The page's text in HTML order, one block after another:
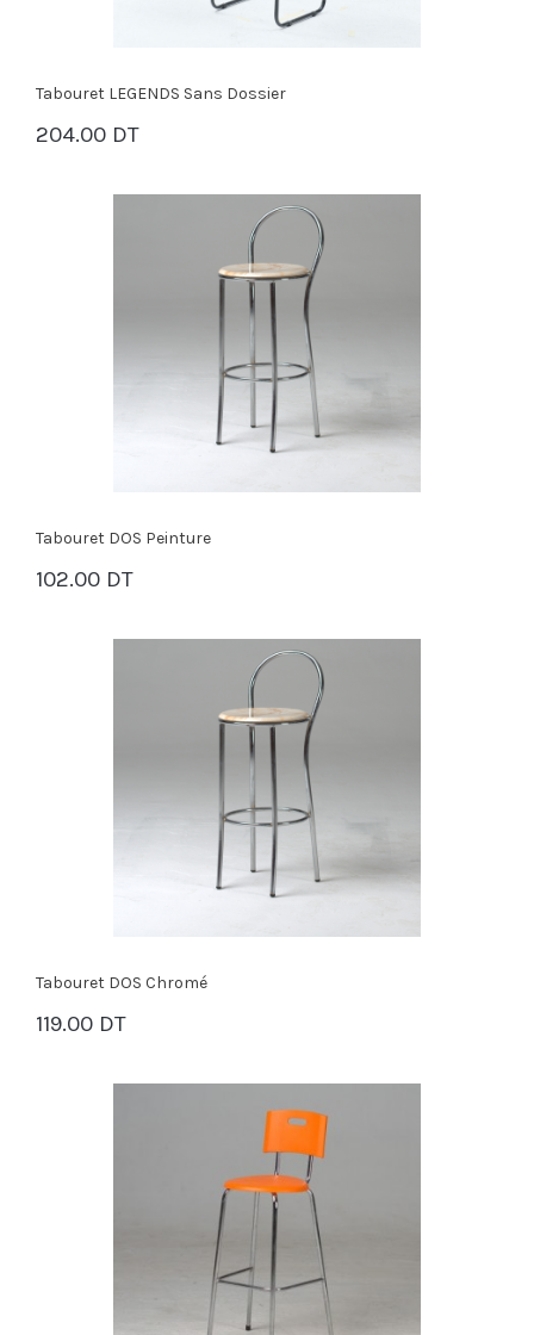
Tabouret LEGENDS Sans Dossier
204.00 DT
PANIER
Tabouret DOS Peinture
102.00 DT
PANIER
Tabouret DOS Chromé
119.00 DT
PANIER